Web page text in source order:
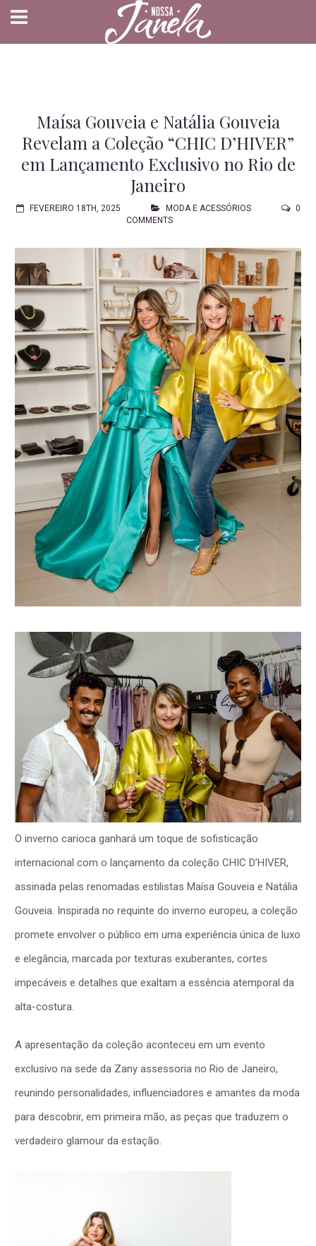
Maísa Gouveia e Natália Gouveia
Revelam a Coleção “CHIC D’HIVER”
em Lançamento Exclusivo no Rio de
Janeiro
FEVEREIRO 18TH, 2025 MODA E ACESSÓRIOS
0
COMMENTS
O inverno carioca ganhará um toque de sofisticação
internacional com o lançamento da coleção CHIC D’HIVER,
assinada pelas renomadas estilistas Maísa Gouveia e Natália
Gouveia. Inspirada no requinte do inverno europeu, a coleção
promete envolver o público em uma experiência única de luxo
e elegância, marcada por texturas exuberantes, cortes
impecáveis e detalhes que exaltam a essência atemporal da
alta-costura.
A apresentação da coleção aconteceu em um evento
exclusivo na sede da Zany assessoria no Rio de Janeiro,
reunindo personalidades, influenciadores e amantes da moda
para descobrir, em primeira mão, as peças que traduzem o
verdadeiro glamour da estação.